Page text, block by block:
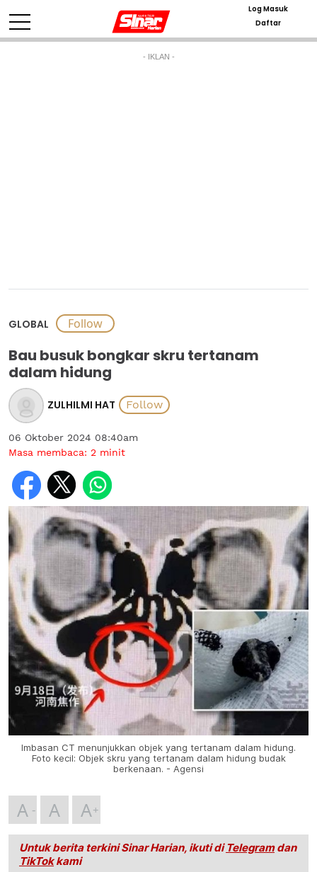
Log Masuk
Daftar
- IKLAN -
GLOBAL
Bau busuk bongkar skru tertanam
dalam hidung
ZULHILMI HAT
06 Oktober 2024 08:40am
Masa membaca: 2 minit
Imbasan CT menunjukkan objek yang tertanam dalam hidung.
Foto kecil: Objek skru yang tertanam dalam hidung budak
berkenaan. - Agensi
A A A
Untuk berita terkini Sinar Harian, ikuti di Telegramdan
TikTokkami